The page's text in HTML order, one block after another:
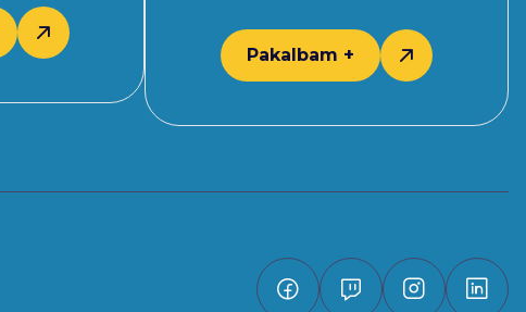
Pakalbam +